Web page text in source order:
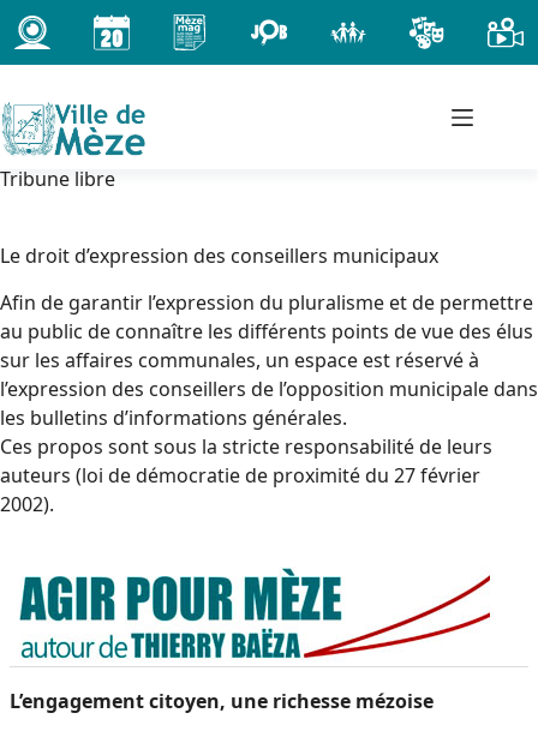
Passer
au
contenu
Tribune libre
Le droit d’expression des conseillers municipaux
Afin de garantir l’expression du pluralisme et de permettre
au public de connaître les différents points de vue des élus
sur les affaires communales, un espace est réservé à
l’expression des conseillers de l’opposition municipale dans
les bulletins d’informations générales.
Ces propos sont sous la stricte responsabilité de leurs
auteurs (loi de démocratie de proximité du 27 février
2002).
L’engagement citoyen, une richesse mézoise